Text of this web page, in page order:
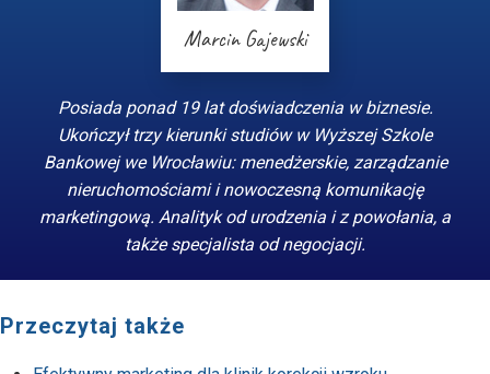
Marcin Gajewski
Posiada ponad 19 lat doświadczenia w biznesie.
Ukończył trzy kierunki studiów w Wyższej Szkole
Bankowej we Wrocławiu: menedżerskie, zarządzanie
nieruchomościami i nowoczesną komunikację
marketingową. Analityk od urodzenia i z powołania, a
także specjalista od negocjacji.
Przeczytaj także